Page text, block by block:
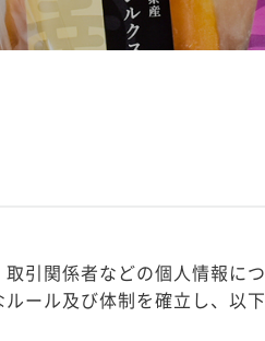
引関係者などの個人情報に
ール及び体制を確立し、以